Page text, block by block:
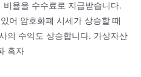
율을 수수료로 지급받습니다.
어 암호화폐 시세가 상승할 때
의 수익도 상승합니다. 가상자산
흑자